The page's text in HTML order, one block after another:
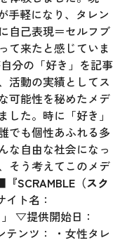
手軽になり、タレン
自己表現＝セルフブ
て来たと感じていま
分の「好き」を記事
活動の実績としてス
可能性を秘めたメデ
した。時に「好き」
でも個性あふれる多
な自由な社会になっ
そう考えてこのメデ
SCRAMBLE（スク
ト名：
▽提供開始日：
テンツ： ・女性タレ